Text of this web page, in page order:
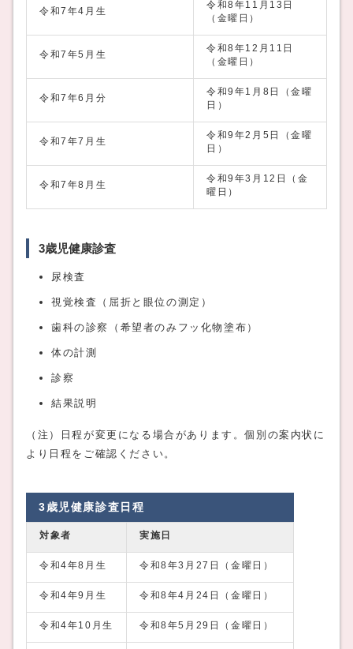
令和7年4月生
令和8年11月13日
（金曜日）
令和7年5月生
令和8年12月11日
（金曜日）
令和7年6月分
令和9年1月8日（金曜
日）
令和7年7月生
令和9年2月5日（金曜
日）
令和7年8月生
令和9年3月12日（金
曜日）
3歳児健康診査
尿検査
視覚検査（屈折と眼位の測定）
歯科の診察（希望者のみフッ化物塗布）
体の計測
診察
結果説明
（注）日程が変更になる場合があります。個別の案内状に
より日程をご確認ください。
3歳児健康診査日程
対象者 実施日
令和4年8月生 令和8年3月27日（金曜日）
令和4年9月生 令和8年4月24日（金曜日）
令和4年10月生 令和8年5月29日（金曜日）